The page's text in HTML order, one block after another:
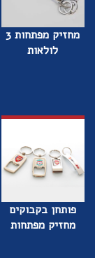
מחזיק מפתחות 3
לולאות
פותחן בקבוקים
מחזיק מפתחות